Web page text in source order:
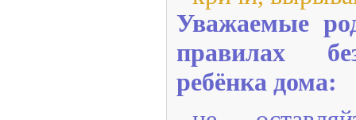
Уважаемые
правилах
ребёнка дома: